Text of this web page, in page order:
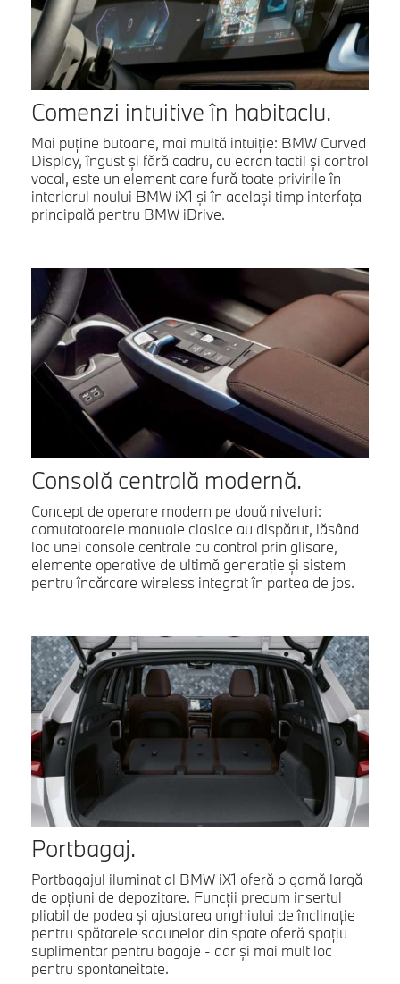
Comenzi intuitive în habitaclu.
Mai puţine butoane, mai multă intuiţie: BMW Curved
Display, îngust şi fără cadru, cu ecran tactil şi control
vocal, este un element care fură toate privirile în
interiorul noului BMW iX1 şi în acelaşi timp interfaţa
principală pentru BMW iDrive.
Consolă centrală modernă.
Concept de operare modern pe două niveluri:
comutatoarele manuale clasice au dispărut, lăsând
loc unei console centrale cu control prin glisare,
elemente operative de ultimă generaţie şi sistem
pentru încărcare wireless integrat în partea de jos.
Portbagaj.
Portbagajul iluminat al BMW iX1 oferă o gamă largă
de opţiuni de depozitare. Funcţii precum insertul
pliabil de podea şi ajustarea unghiului de înclinaţie
pentru spătarele scaunelor din spate oferă spaţiu
suplimentar pentru bagaje - dar şi mai mult loc
pentru spontaneitate.